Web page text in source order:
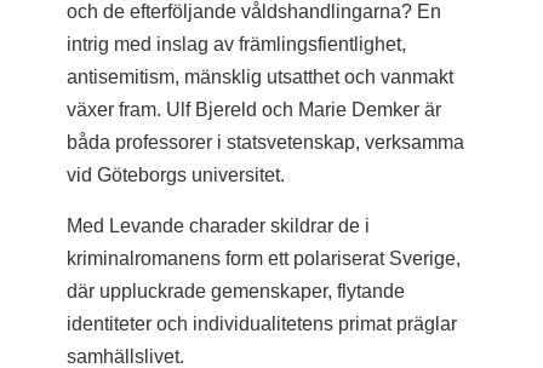
och de efterföljande våldshandlingarna? En
intrig med inslag av främlingsfientlighet,
antisemitism, mänsklig utsatthet och vanmakt
växer fram. Ulf Bjereld och Marie Demker är
båda professorer i statsvetenskap, verksamma
vid Göteborgs universitet.
Med Levande charader skildrar de i
kriminalromanens form ett polariserat Sverige,
där uppluckrade gemenskaper, flytande
identiteter och individualitetens primat präglar
samhällslivet.